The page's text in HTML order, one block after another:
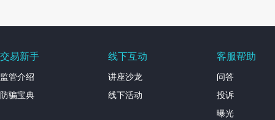
交易新手
监管介绍
防骗宝典
线下互动
讲座沙龙
线下活动
客服帮助
问答
投诉
曝光